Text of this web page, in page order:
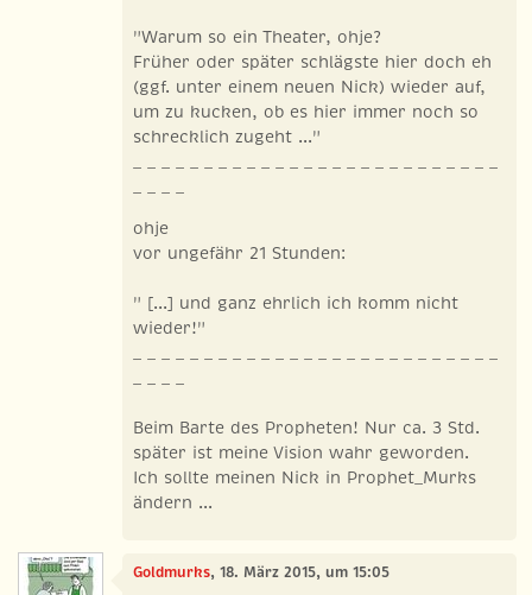
"Warum so ein Theater, ohje?
Früher oder später schlägste hier doch eh
(ggf. unter einem neuen Nick) wieder auf,
um zu kucken, ob es hier immer noch so
schrecklich zugeht ..."
ohje
vor ungefähr 21 Stunden:
" [...] und ganz ehrlich ich komm nicht
wieder!"
Beim Barte des Propheten! Nur ca. 3 Std.
später ist meine Vision wahr geworden.
Ich sollte meinen Nick in Prophet_Murks
ändern ...
Goldmurks, 18. März 2015, um 15:05